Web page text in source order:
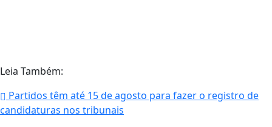
Leia Também:
Partidos têm até 15 de agosto para fazer o registro de
candidaturas nos tribunais